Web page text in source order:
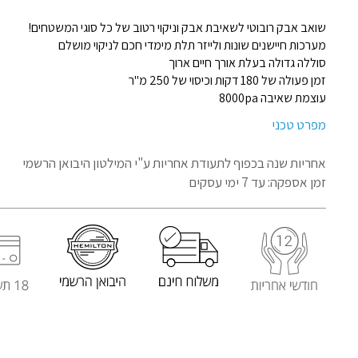
שואב אבק רובוטי לשאיבת אבק וניקוי רטוב של כל סוגי המשטחים!
מערכות חיישנים שונות ולייזר תלת מימדי חכם לניקוי מושלם
סוללה גדולה בעלת אורך חיים ארוך
זמן פעולה של 180 דקות וכיסוי של 250 מ"ר
עוצמת שאיבה 8000pa
מפרט טכני
אחריות שנה בכפוף לתעודת אחריותע"י המילטון היבואן הרשמי
זמן אספקה: עד 7 ימי עסקים